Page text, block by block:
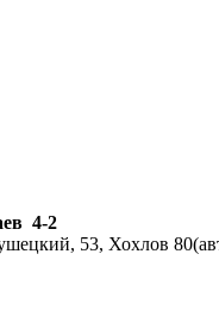
4-2
53, Хохлов